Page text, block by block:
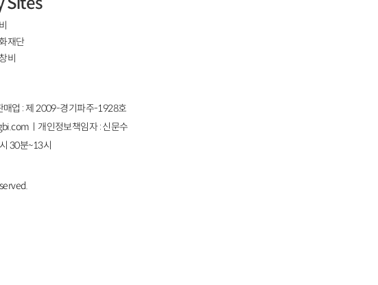
재단
비
업 : 제 2009-경기파주-1928호
ㅣ개인정보책임자 : 신문수
30분~13시